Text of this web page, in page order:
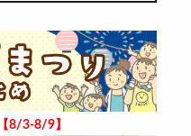
【8/3-8/9】